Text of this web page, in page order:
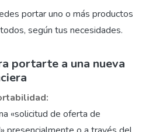
portar uno o más productos
según tus necesidades.
portarte a una nueva
«solicitud de oferta de